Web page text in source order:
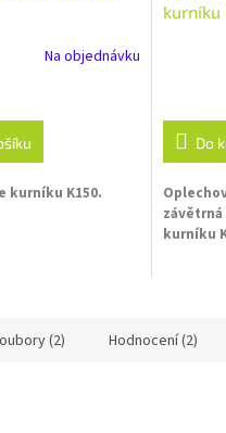
Na objednávku
kurníku K150.
kurníku
Do
kurníku
(2) Hodnocení (2)